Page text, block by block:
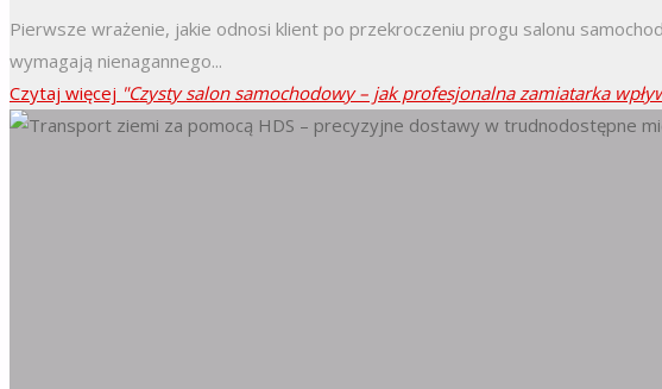
Pierwsze wrażenie, jakie odnosi klient po przekroczeniu progu salonu
wymagają nienagannego...
Czytaj więcej "Czysty salon samochodowy – jak profesjonalna zamiatarka